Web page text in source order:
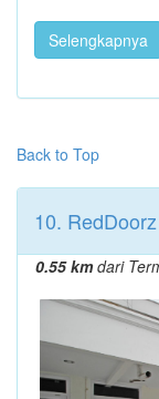
Selengkapnya
Back to Top
10.
0.55 kmdari